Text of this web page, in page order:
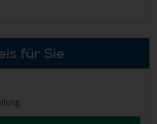
für Sie